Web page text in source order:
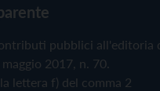
pubblici all'editoria
2017, n. 70.
lettera f) del comma 2